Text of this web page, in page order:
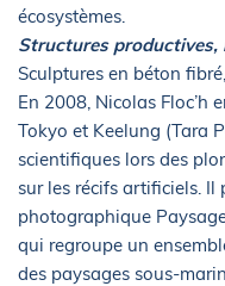
écosystèmes.
Structures
Sculptures en béton
En 2008, Nicolas Floc’h
Tokyo et Keelung (Tara
scientifiques lors des
sur les récifs artificiels. Il
photographique
qui regroupe un
des paysages sous-